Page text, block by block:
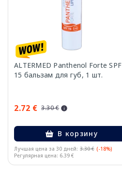
ALTERMED Panthenol Forte SPF
15 бальзам для губ, 1 шт.
2.72 € 3.30 €
В корзину
Лучшая цена за 30 дней: 3.30 € (-18%)
Регулярная цена: 6.39 €